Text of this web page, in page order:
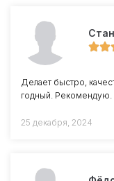
Делает быстро,
годный. Рекомендую.
25 декабря, 2024